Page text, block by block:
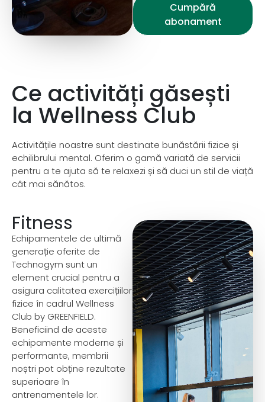
Cumpără
abonament
Ce activități găsești
la Wellness Club
Activitățile noastre sunt destinate bunăstării fizice și
echilibrului mental. Oferim o gamă variată de servicii
pentru a te ajuta să te relaxezi și să duci un stil de viață
cât mai sănătos.
Fitness
Echipamentele de ultimă
generație oferite de
Technogym sunt un
element crucial pentru a
asigura calitatea exercițiilor
fizice în cadrul Wellness
Club by GREENFIELD.
Beneficiind de aceste
echipamente moderne și
performante, membrii
noștri pot obține rezultate
superioare în
antrenamentele lor.